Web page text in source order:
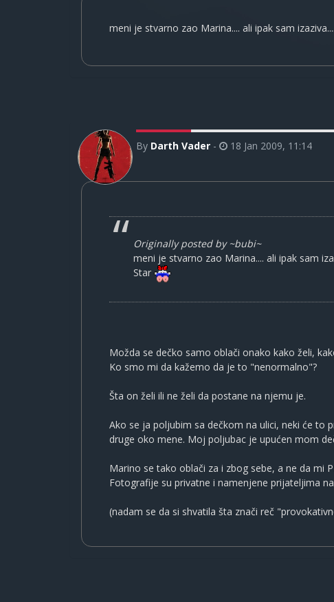
meni je stvarno zao Marina.... ali ipak sam
By Darth Vader - 18 Jan 2009, 11:14
Originally posted by ~bubi~
meni je stvarno zao Marina.... ali ipak sam
Star
Možda se dečko samo oblači onako kako želi,
Ko smo mi da kažemo da je to "nenormalno"?
Šta on želi ili ne želi da postane na njemu je.
Ako se ja poljubim sa dečkom na ulici, neki će to
druge oko mene. Moj poljubac je upućen mom
Marino se tako oblači za i zbog sebe, a ne da mi
Fotografije su privatne i namenjene prijateljima
(nadam se da si shvatila šta znači reč